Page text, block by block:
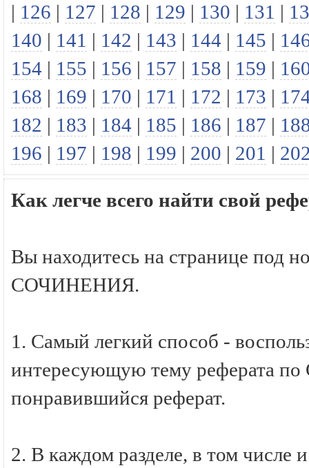
| 126 | 127 | 128 | 129 | 130 | 131 |
140 | 141 | 142 | 143 | 144 | 145 |
154 | 155 | 156 | 157 | 158 | 159 |
168 | 169 | 170 | 171 | 172 | 173 |
182 | 183 | 184 | 185 | 186 | 187 |
196 | 197 | 198 | 199 | 200 | 201 |
Как легче всего найти свой
Вы находитесь на странице под
СОЧИНЕНИЯ.
1. Самый легкий способ -
интересующую тему реферата
понравившийся реферат.
2. В каждом разделе, в том